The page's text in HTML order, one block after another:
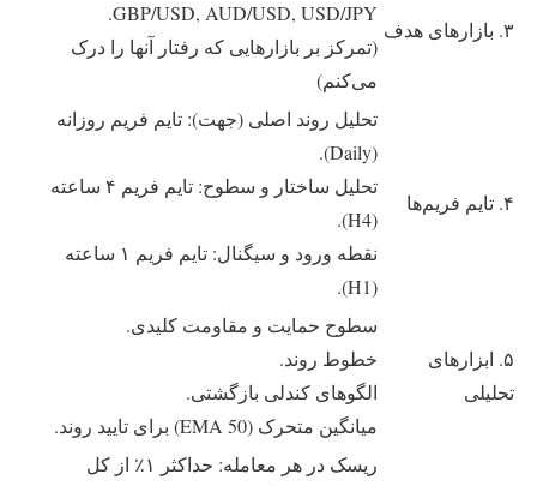
۳. بازارهای هدف
GBP/USD, AUD/USD, USD/JPY.
(تمرکز بر بازارهایی که رفتار آنها را درک
می‌کنم)
۴. تایم فریم‌ها
تحلیل روند اصلی (جهت): تایم فریم روزانه
(Daily).
تحلیل ساختار و سطوح: تایم فریم ۴ ساعته
(H4).
نقطه ورود و سیگنال: تایم فریم ۱ ساعته
(H1).
۵. ابزارهای
تحلیلی
سطوح حمایت و مقاومت کلیدی.
خطوط روند.
الگوهای کندلی بازگشتی.
میانگین متحرک (EMA 50) برای تایید روند.
ریسک در هر معامله: حداکثر ۱٪ از کل